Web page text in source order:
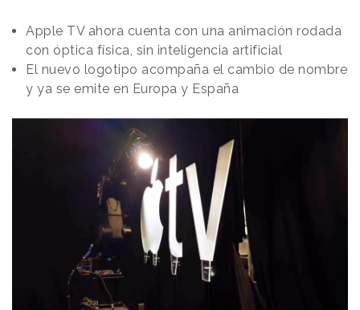
Apple TV ahora cuenta con una animación rodada
con óptica física, sin inteligencia artificial
El nuevo logotipo acompaña el cambio de nombre
y ya se emite en Europa y España